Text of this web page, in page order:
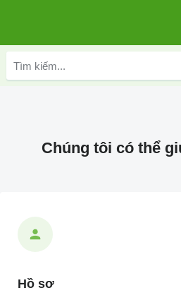
Chúng tôi có thể
Hồ sơ